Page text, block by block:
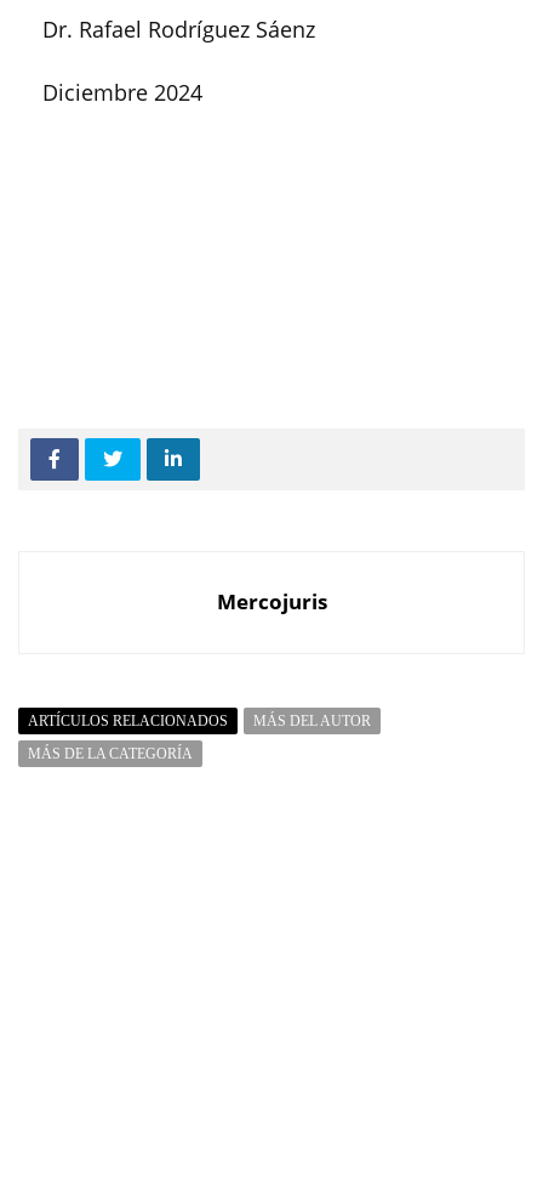
Dr. Rafael Rodríguez Sáenz
Diciembre 2024
Mercojuris
ARTÍCULOS RELACIONADOS
MÁS DEL AUTOR
MÁS DE LA CATEGORÍA